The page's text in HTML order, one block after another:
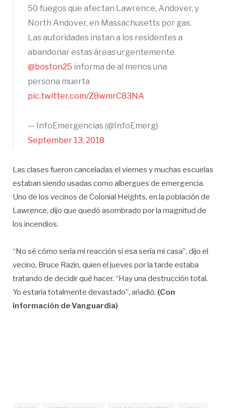
50 fuegos que afectan Lawrence, Andover, y
North Andover, en Massachusetts por gas.
Las autoridades instan a los residentes a
abandonar estas áreas urgentemente.
@boston25 informa de al menos una
persona muerta
pic.twitter.com/Z8wmrC83NA
— InfoEmergencias (@InfoEmerg)
September 13, 2018
Las clases fueron canceladas el viernes y muchas escuelas
estaban siendo usadas como albergues de emergencia.
Uno de los vecinos de Colonial Heights, en la población de
Lawrence, dijo que quedó asombrado por la magnitud de
los incendios.
“No sé cómo sería mi reacción si esa sería mi casa”, dijo el
vecino, Bruce Razin, quien el jueves por la tarde estaba
tratando de decidir qué hacer. “Hay una destrucción total.
Yo estaría totalmente devastado”, añadió. (Con
información de Vanguardia)